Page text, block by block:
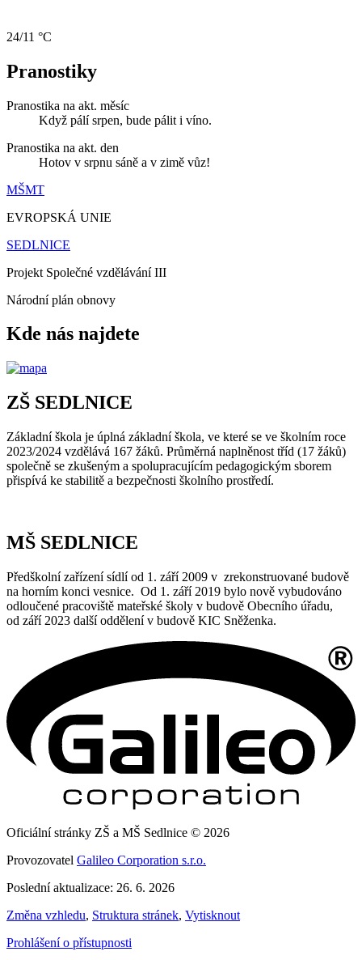
24/11 °C
Pranostiky
Pranostika na akt. měsíc
Když pálí srpen, bude pálit i víno.
Pranostika na akt. den
Hotov v srpnu sáně a v zimě vůz!
MŠMT
EVROPSKÁ UNIE
SEDLNICE
Projekt Společné vzdělávání III
Národní plán obnovy
Kde nás najdete
ZŠ SEDLNICE
Základní škola je úplná základní škola, ve které se ve školním roce
2023/2024 vzdělává 167 žáků. Průměrná naplněnost tříd (17 žáků)
společně se zkušeným a spolupracujícím pedagogickým sborem
přispívá ke stabilitě a bezpečnosti školního prostředí.
MŠ SEDLNICE
Předškolní zařízení sídlí od 1. září 2009 v zrekonstruované budově
na horním konci vesnice. Od 1. září 2019 bylo nově vybudováno
odloučené pracoviště mateřské školy v budově Obecního úřadu,
od září 2023 další oddělení v budově KIC Sněženka.
Oficiální stránky ZŠ a MŠ Sedlnice © 2026
Provozovatel Galileo Corporation s.r.o.
Poslední aktualizace: 26. 6. 2026
Změna vzhledu, Struktura stránek, Vytisknout
Prohlášení o přístupnosti